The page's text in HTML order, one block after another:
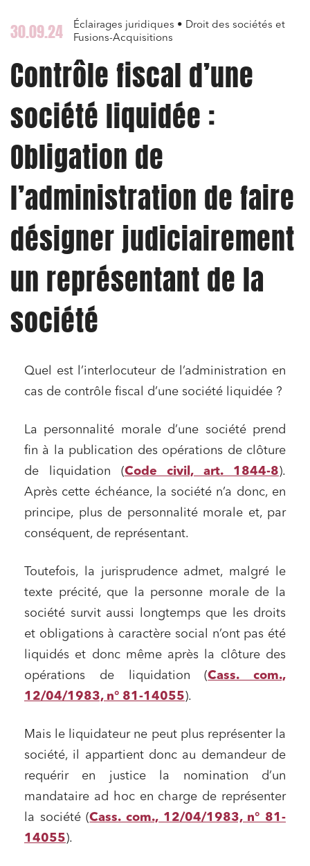
30.09.24
Éclairages juridiques • Droit des sociétés et
Fusions-Acquisitions
Contrôle fiscal d’une
société liquidée :
Obligation de
l’administration de faire
désigner judiciairement
un représentant de la
société
Quel est l’interlocuteur de l’administration en
cas de contrôle fiscal d’une société liquidée ?
La personnalité morale d’une société prend
fin à la publication des opérations de clôture
de liquidation (Code civil, art. 1844-8).
Après cette échéance, la société n’a donc, en
principe, plus de personnalité morale et, par
conséquent, de représentant.
Toutefois, la jurisprudence admet, malgré le
texte précité, que la personne morale de la
société survit aussi longtemps que les droits
et obligations à caractère social n’ont pas été
liquidés et donc même après la clôture des
opérations de liquidation (Cass. com.,
12/04/1983, n° 81-14055).
Mais le liquidateur ne peut plus représenter la
société, il appartient donc au demandeur de
requérir en justice la nomination d’un
mandataire ad hoc en charge de représenter
la société (Cass. com., 12/04/1983, n° 81-
14055).